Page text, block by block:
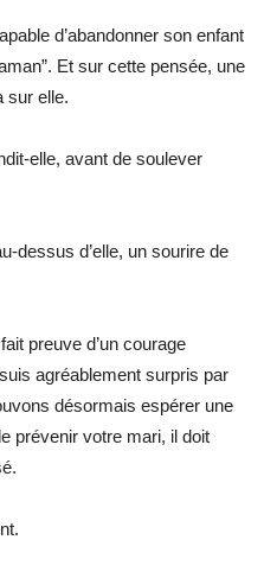
d’abandonner son enfant
Et sur cette pensée, une
sur elle.
elle, avant de soulever
dessus d’elle, un sourire de
preuve d’un courage
agréablement surpris par
désormais espérer une
prévenir votre mari, il doit